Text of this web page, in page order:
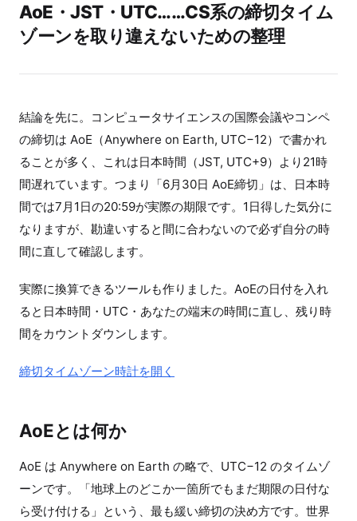
AoE・JST・UTC……CS系の締切タイム
ゾーンを取り違えないための整理
結論を先に。コンピュータサイエンスの国際会議やコンペ
の締切は AoE（Anywhere on Earth, UTC−12）で書かれ
ることが多く、これは日本時間（JST, UTC+9）より21時
間遅れています。つまり「6月30日 AoE締切」は、日本時
間では7月1日の20:59が実際の期限です。1日得した気分に
なりますが、勘違いすると間に合わないので必ず自分の時
間に直して確認します。
実際に換算できるツールも作りました。AoEの日付を入れ
ると日本時間・UTC・あなたの端末の時間に直し、残り時
間をカウントダウンします。
締切タイムゾーン時計を開く
AoEとは何か
AoE は Anywhere on Earth の略で、UTC−12 のタイムゾ
ーンです。「地球上のどこか一箇所でもまだ期限の日付な
ら受け付ける」という、最も緩い締切の決め方です。世界